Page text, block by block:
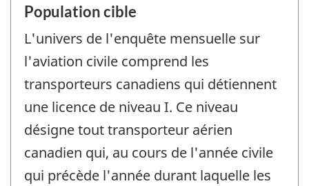
Population cible
L'univers de l'enquête mensuelle sur
l'aviation civile comprend les
transporteurs canadiens qui détiennent
une licence de niveau I. Ce niveau
désigne tout transporteur aérien
canadien qui, au cours de l'année civile
qui précède l'année durant laquelle les